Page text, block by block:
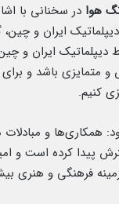
هوا در سخنانی با
ایران و
دیپلماتیک ایران و
متمایزی باشد و
کنیم.
پیدا کرده است و
فرهنگی و هنری